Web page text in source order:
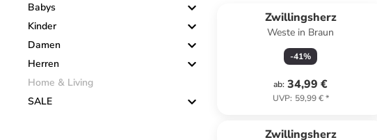
Babys
Kinder
Damen
Herren
Home & Living
SALE
Zwillingsherz
Weste in Braun
-41%
ab: 34,99 €
UVP: 59,99 €*
Zwillingsherz